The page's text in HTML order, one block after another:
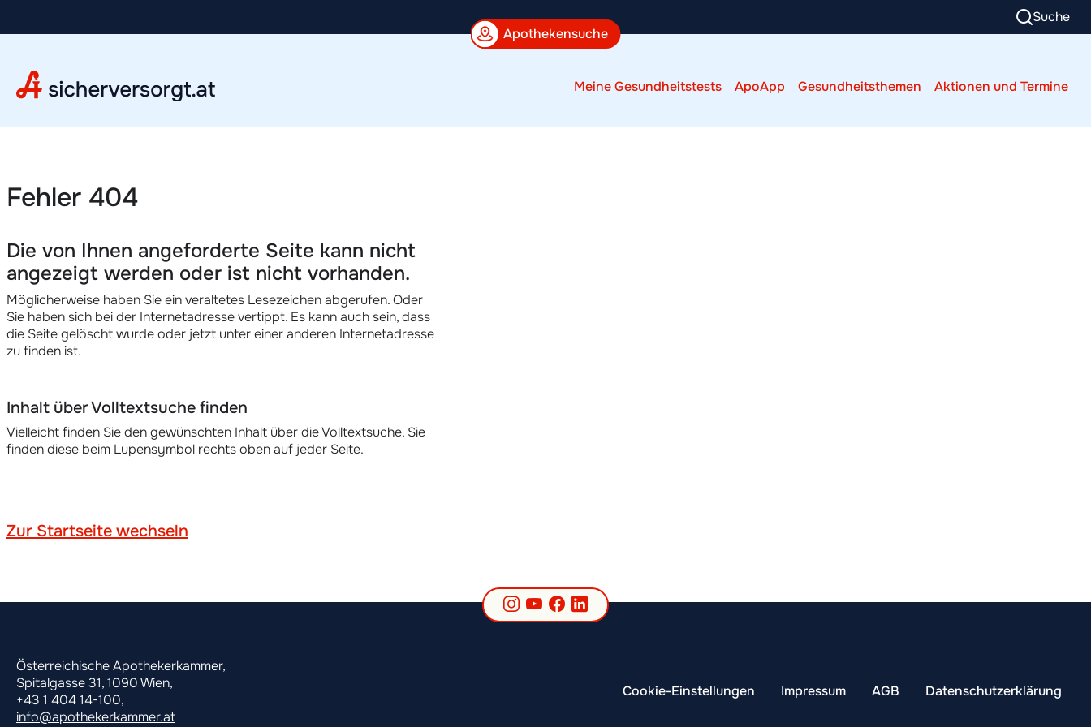
Suche
Apothekensuche
Meine Gesundheitstests ApoApp Gesundheitsthemen Aktionen und Termine
Fehler 404
Die von Ihnen angeforderte Seite kann nicht
angezeigt werden oder ist nicht vorhanden.
Möglicherweise haben Sie ein veraltetes Lesezeichen abgerufen. Oder
Sie haben sich bei der Internetadresse vertippt. Es kann auch sein, dass
die Seite gelöscht wurde oder jetzt unter einer anderen Internetadresse
zu finden ist.
Inhalt über Volltextsuche finden
Vielleicht finden Sie den gewünschten Inhalt über die Volltextsuche. Sie
finden diese beim Lupensymbol rechts oben auf jeder Seite.
Zur Startseite wechseln
Instagram
YouTube
Facebook
LinkedIn
Österreichische Apothekerkammer,
Spitalgasse 31, 1090 Wien,
+43 1 404 14-100,
info@apothekerkammer.at
Cookie-Einstellungen Impressum AGB Datenschutzerklärung